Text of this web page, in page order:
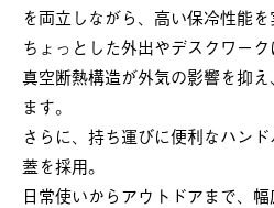
を両立しながら、高い保冷性能を
ちょっとした外出やデスクワー
真空断熱構造が外気の影響を抑
ます。
さらに、持ち運びに便利なハン
蓋を採用。
日常使いからアウトドアまで、